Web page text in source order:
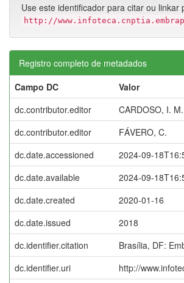
Use este identificador para citar ou linkar
http://
Registro completo de metadados
Campo DC
Valor
dc.contributor.editor
CARDOSO, I. M.
dc.contributor.editor
FÁVERO, C.
dc.date.accessioned
2024-09-
dc.date.available
2024-09-
dc.date.created
2020-01-16
dc.date.issued
2018
dc.identifier.citation
Brasília, DF:
dc.identifier.uri
http://